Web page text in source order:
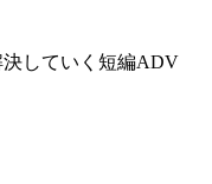
していく短編ADV